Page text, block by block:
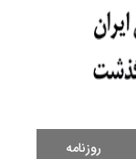
روزنامه